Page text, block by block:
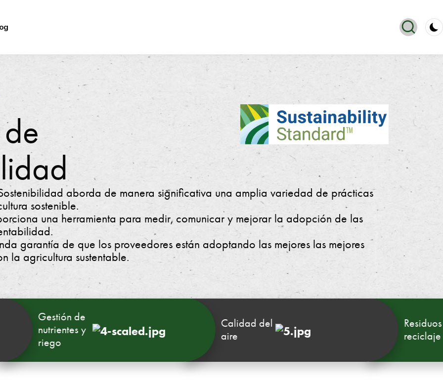
aborda de manera significativa una amplia variedad de prácticas
sostenible.
una herramienta para medir, comunicar y mejorar la adopción de las
garantía de que los proveedores están adoptando las mejores las mejores
la agricultura sustentable.
Gestión de
nutrientes y
riego
Calidad del
Residuos y
reciclaje